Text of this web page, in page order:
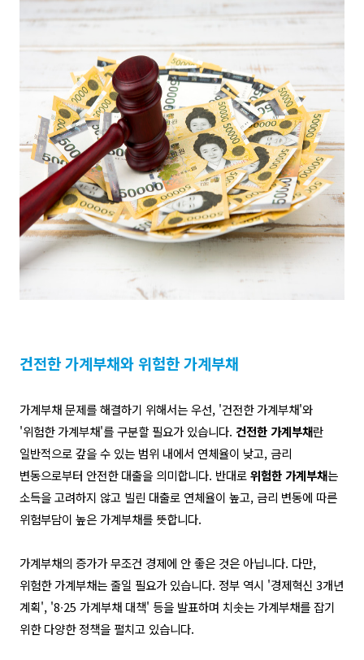
건전한 가계부채와 위험한 가계부채
가계부채 문제를 해결하기 위해서는 우선, '건전한 가계부채'와
'위험한 가계부채'를 구분할 필요가 있습니다. 건전한 가계부채란
일반적으로 갚을 수 있는 범위 내에서 연체율이 낮고, 금리
변동으로부터 안전한 대출을 의미합니다. 반대로위험한 가계부채는
소득을 고려하지 않고 빌린 대출로 연체율이 높고, 금리 변동에 따른
위험부담이 높은 가계부채를 뜻합니다.
가계부채의 증가가 무조건 경제에 안 좋은 것은 아닙니다. 다만,
위험한 가계부채는 줄일 필요가 있습니다. 정부 역시 '경제혁신 3개년
계획', '8∙25 가계부채 대책' 등을 발표하며 치솟는 가계부채를 잡기
위한 다양한 정책을 펼치고 있습니다.